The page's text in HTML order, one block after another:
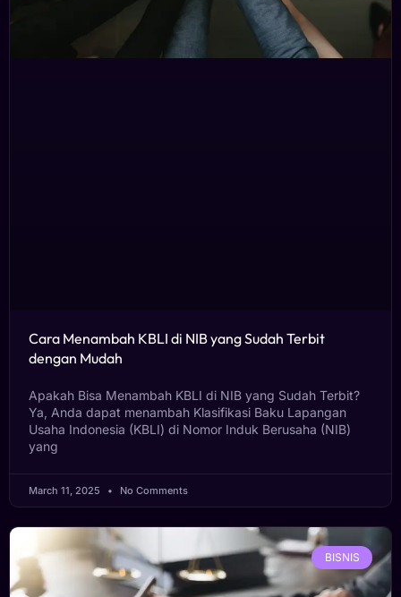
Cara Menambah KBLI di NIB yang Sudah Terbit
dengan Mudah
Apakah Bisa Menambah KBLI di NIB yang Sudah Terbit?
Ya, Anda dapat menambah Klasifikasi Baku Lapangan
Usaha Indonesia (KBLI) di Nomor Induk Berusaha (NIB)
yang
March 11, 2025 No Comments
BISNIS